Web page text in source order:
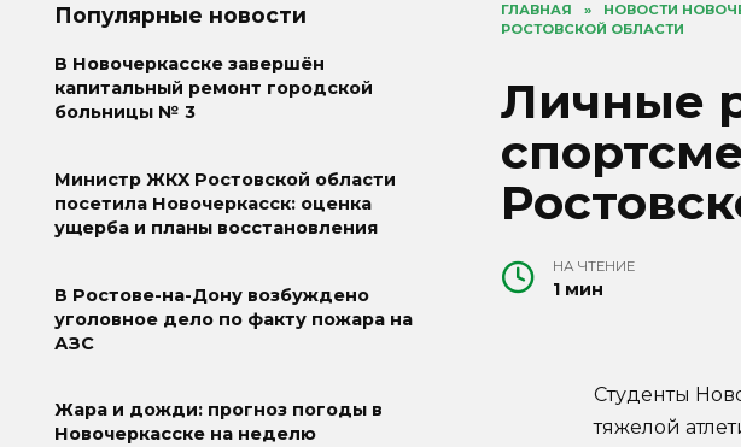
ГЛАВНАЯ » НОВОСТИ
РОСТОВСКОЙ ОБЛАСТИ
Личные
НА ЧТЕНИЕ
1 мин
Студенты
тяжелой
Популярные новости
В Новочеркасске завершён
капитальный ремонт городской
больницы № 3
Министр ЖКХ Ростовской области
посетила Новочеркасск: оценка
ущерба и планы восстановления
В Ростове-на-Дону возбуждено
уголовное дело по факту пожара на
АЗС
Жара и дожди: прогноз погоды в
Новочеркасске на неделю